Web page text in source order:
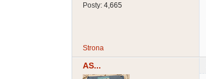
Posty: 4,665
Strona
AS...